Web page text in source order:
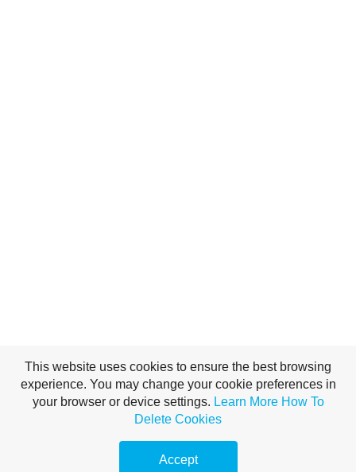
This website uses cookies to ensure the best browsing
experience. You may change your cookie preferences in
your browser or device settings. Learn More How To
Delete Cookies
Accept